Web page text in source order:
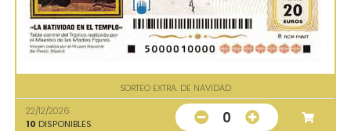
SORTEO EXTRA. DE NAVIDAD
22/12/2026
10 DISPONIBLES 0